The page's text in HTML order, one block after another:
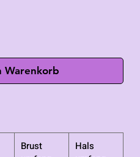
Warenkorb
Brust
Hals